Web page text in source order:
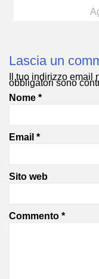
Lascia un
Il tuo indirizzo email
obbligatori sono
Nome *
Email *
Sito web
Commento *